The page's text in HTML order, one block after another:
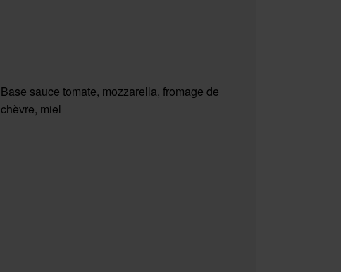
Base sauce tomate, mozzarella, fromage de
chèvre, miel